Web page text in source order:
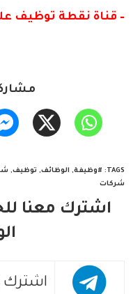
– قناة نقطة توظيف
TAGS
: #وظيفة, الوظائف, توظيف,
شركات
اشترك معنا
اشترك